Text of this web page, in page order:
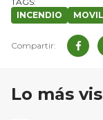
INCENDIO
Lo más